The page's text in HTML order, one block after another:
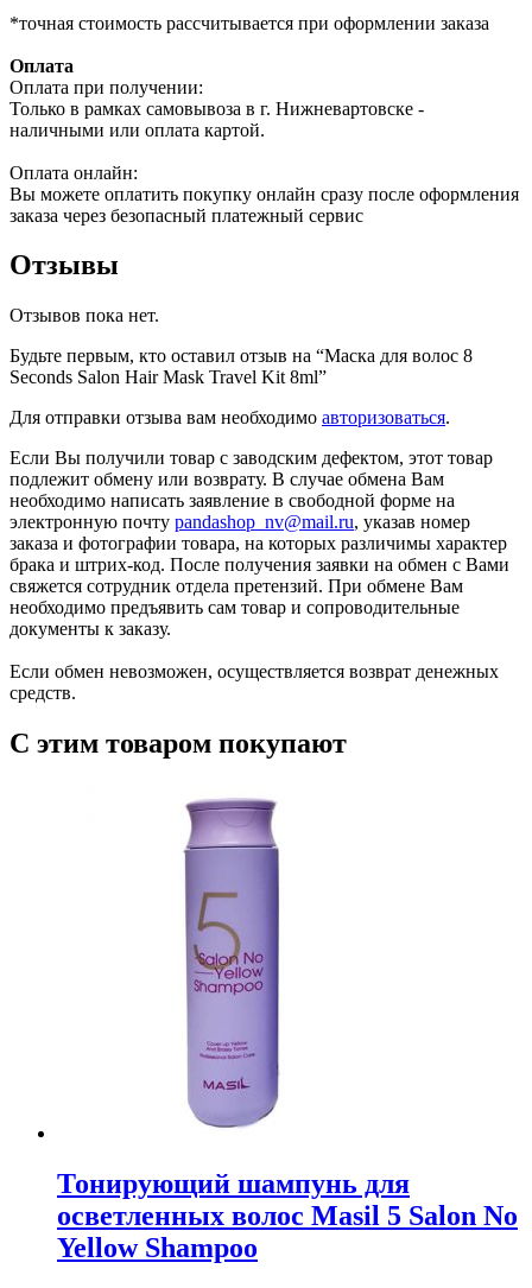
*точная стоимость рассчитывается при оформлении заказа
Оплата
Оплата при получении:
Только в рамках самовывоза в г. Нижневартовске -
наличными или оплата картой.
Оплата онлайн:
Вы можете оплатить покупку онлайн сразу после оформления
заказа через безопасный платежный сервис
Отзывы
Отзывов пока нет.
Будьте первым, кто оставил отзыв на “Маска для волос 8
Seconds Salon Hair Mask Travel Kit 8ml”
Для отправки отзыва вам необходимо авторизоваться.
Если Вы получили товар с заводским дефектом, этот товар
подлежит обмену или возврату. В случае обмена Вам
необходимо написать заявление в свободной форме на
электронную почту pandashop_nv@mail.ru, указав номер
заказа и фотографии товара, на которых различимы характер
брака и штрих-код. После получения заявки на обмен с Вами
свяжется сотрудник отдела претензий. При обмене Вам
необходимо предъявить сам товар и сопроводительные
документы к заказу.
Если обмен невозможен, осуществляется возврат денежных
средств.
С этим товаром покупают
Тонирующий шампунь для
осветленных волос Masil 5 Salon No
Yellow Shampoo